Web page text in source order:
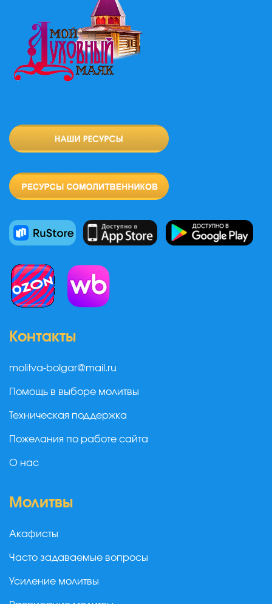
Контакты
molitva-bolgar@mail.ru
Помощь в выборе молитвы
Техническая поддержка
Пожелания по работе сайта
О нас
Молитвы
Акафисты
Часто задаваемые вопросы
Усиление молитвы